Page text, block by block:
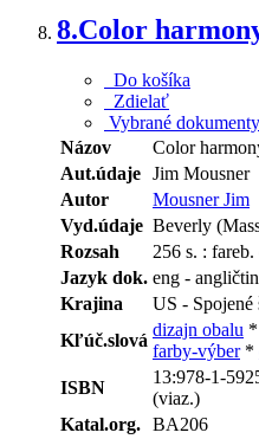
8.Color
Do košíka
Zdielať
Vybrané dokumenty
Názov
Color
Aut.údaje Jim Mousner
Autor
Mousner Jim
Vyd.údaje Beverly
Rozsah
256 s. :
Jazyk dok. eng -
Krajina
US - Spojené
Kľúč.slová
dizajn obalu *
farby-výber*
ISBN
13:978-1-
(viaz.)
Katal.org. BA206